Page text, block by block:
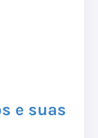
e suas